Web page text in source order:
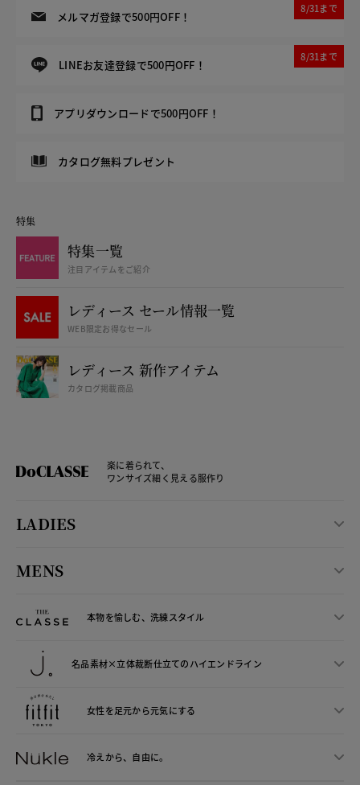
メルマガ登録で500円OFF！
8/31まで
LINEお友達登録で500円OFF！
8/31まで
アプリダウンロードで500円OFF！
カタログ無料プレゼント
特集
特集一覧
注目アイテムをご紹介
レディース セール情報一覧
WEB限定お得なセール
レディース 新作アイテム
カタログ掲載商品
楽に着られて、
ワンサイズ細く見える服作り
LADIES
MENS
本物を愉しむ、洗練スタイル
名品素材×立体裁断仕立てのハイエンドライン
女性を足元から元気にする
冷えから、 自由に。